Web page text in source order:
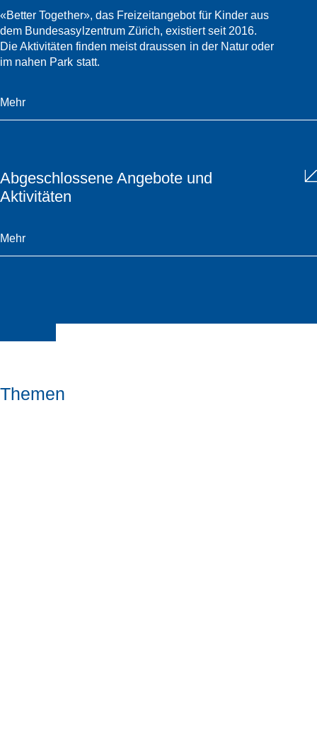
«Better Together», das Freizeitangebot für Kinder aus
dem Bundesasylzentrum Zürich, existiert seit 2016.
Die Aktivitäten finden meist draussen in der Natur oder
im nahen Park statt.
Mehr
Abgeschlossene Angebote und
Aktivitäten
Mehr
Themen